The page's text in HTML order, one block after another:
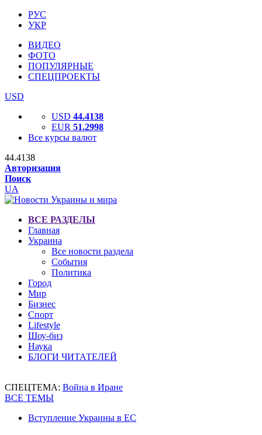
РУС
УКР
ВИДЕО
ФОТО
ПОПУЛЯРНЫЕ
СПЕЦПРОЕКТЫ
USD
USD 44.4138
EUR 51.2998
Все курсы валют
44.4138
Авторизация
Поиск
UA
ВСЕ РАЗДЕЛЫ
Главная
Украина
Все новости раздела
События
Политика
Город
Мир
Бизнес
Спорт
Lifestyle
Шоу-биз
Наука
БЛОГИ ЧИТАТЕЛЕЙ
СПЕЦТЕМА: Война в Иране
ВСЕ ТЕМЫ
Вступление Украины в ЕС